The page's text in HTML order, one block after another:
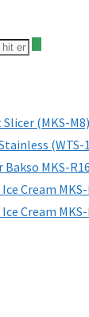
(MKS-
(WTS-
MKS-
Cream
Cream